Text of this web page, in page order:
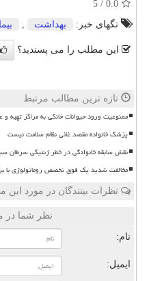
0.0
/
5
تگهای خبر:
بهداشت
این مطلب را می پسندید؟
تازه ترین مطالب مرتبط
ممنوعیت ورود حیوانات خانگی به مراکز تهیه
پزشک خانواده مقصد غائی نظام سلامت نیست
نقش سابقه خانوادگی در خطر ژنتیکی سرطان
مخالفت شدید یک فوق تخصص روماتولوژی با
نظرات بینندگان در مورد این
نظر شما در
نام:
ایمیل: